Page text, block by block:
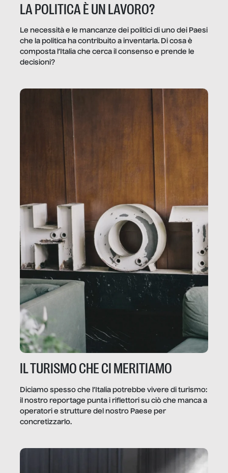
LA POLITICA È UN LAVORO?
Le necessità e le mancanze dei politici di uno dei Paesi
che la politica ha contribuito a inventarla. Di cosa è
composta l’Italia che cerca il consenso e prende le
decisioni?
IL TURISMO CHE CI MERITIAMO
Diciamo spesso che l’Italia potrebbe vivere di turismo:
il nostro reportage punta i riflettori su ciò che manca a
operatori e strutture del nostro Paese per
concretizzarlo.